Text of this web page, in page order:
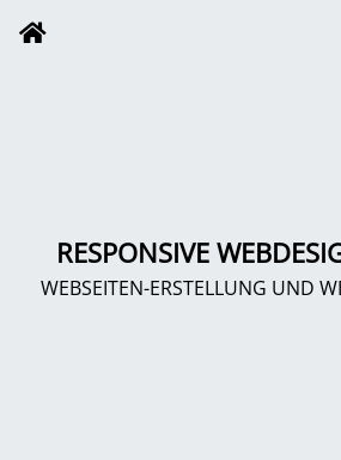
RESPONSIVE
WEBSEITEN-ERSTELLUNG UND